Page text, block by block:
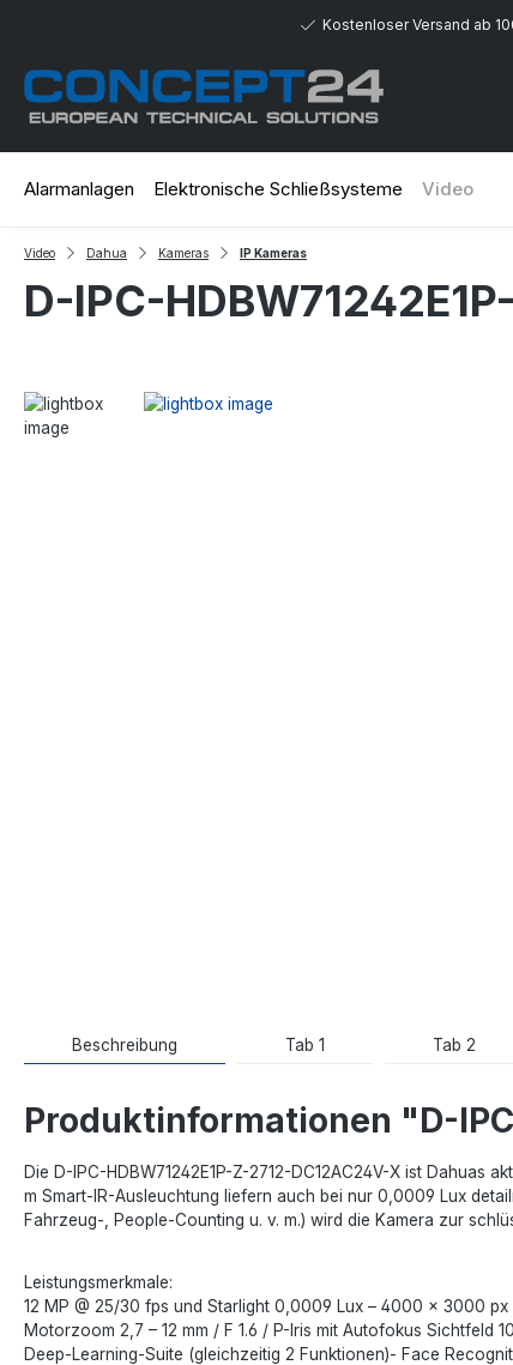
Kostenloser Versand ab
Alarmanlagen Elektronische Schließsysteme Video
Video Dahua Kameras IP Kameras
D-IPC-
Beschreibung Tab 1 Tab 2
Produktinformationen "D-
Die D-IPC-HDBW71242E1P-Z-2712-DC12AC24V-X ist Dahuas
m Smart-IR-Aus­leuchtung liefern auch bei nur 0,0009 Lux
Fahrzeug-, People-Counting u. v. m.) wird die Kamera zur
Leistungsmerkmale:
12 MP @ 25/30 fps und Starlight 0,0009 Lux – 4000 × 3000
Motorzoom 2,7 – 12 mm / F 1.6 / P-Iris mit Autofokus Sichtfeld
Deep-Learning-Suite (gleichzeitig 2 Funktionen)- Face